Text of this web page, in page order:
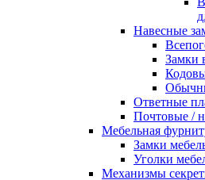
Навесные
Замки
Ответные
Почтовые /
Мебельная
Замки
Уголки
Механизмы